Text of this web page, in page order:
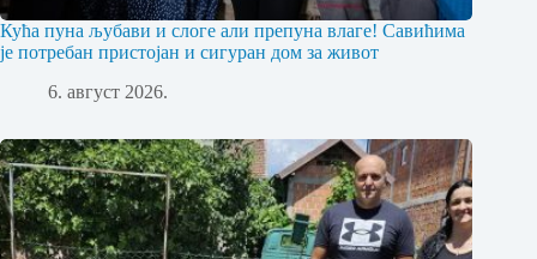
Кућа пуна љубави и слоге али препуна влаге! Савићима
је потребан пристојан и сигуран дом за живот
6. август 2026.